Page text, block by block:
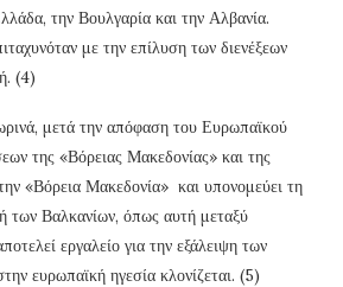
την Βουλγαρία και την Αλβανία.
με την επίλυση των διενέξεων
(4)
μετά την απόφαση του Ευρωπαϊκού
της «Βόρειας Μακεδονίας» και της
«Βόρεια Μακεδονία» και υπονομεύει τη
των Βαλκανίων, όπως αυτή μεταξύ
εργαλείο για την εξάλειψη των
ευρωπαϊκή ηγεσία κλονίζεται. (5)